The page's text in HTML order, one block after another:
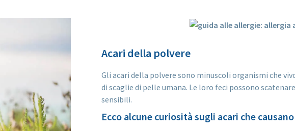
Acari della polvere
Gli acari della polvere sono minuscoli organismi che
di scaglie di pelle umana. Le loro feci possono
sensibili.
Ecco alcune curiosità sugli acari che